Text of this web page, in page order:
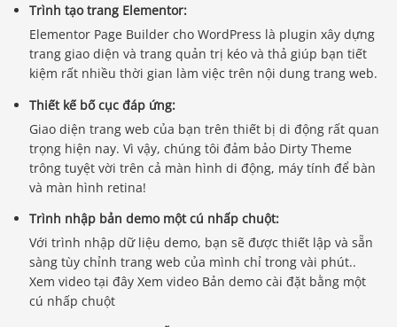
Trình tạo trang Elementor:
Elementor Page Builder cho WordPress là plugin xây dựng
trang giao diện và trang quản trị kéo và thả giúp bạn tiết
kiệm rất nhiều thời gian làm việc trên nội dung trang web.
Thiết kế bố cục đáp ứng:
Giao diện trang web của bạn trên thiết bị di động rất quan
trọng hiện nay. Vì vậy, chúng tôi đảm bảo Dirty Theme
trông tuyệt vời trên cả màn hình di động, máy tính để bàn
và màn hình retina!
Trình nhập bản demo một cú nhấp chuột:
Với trình nhập dữ liệu demo, bạn sẽ được thiết lập và sẵn
sàng tùy chỉnh trang web của mình chỉ trong vài phút..
Xem video tại đây Xem video Bản demo cài đặt bằng một
cú nhấp chuột